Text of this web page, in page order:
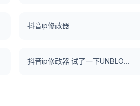
抖音ip修改器
抖音ip修改器 试了一下UNBLOCKCN，真好用。